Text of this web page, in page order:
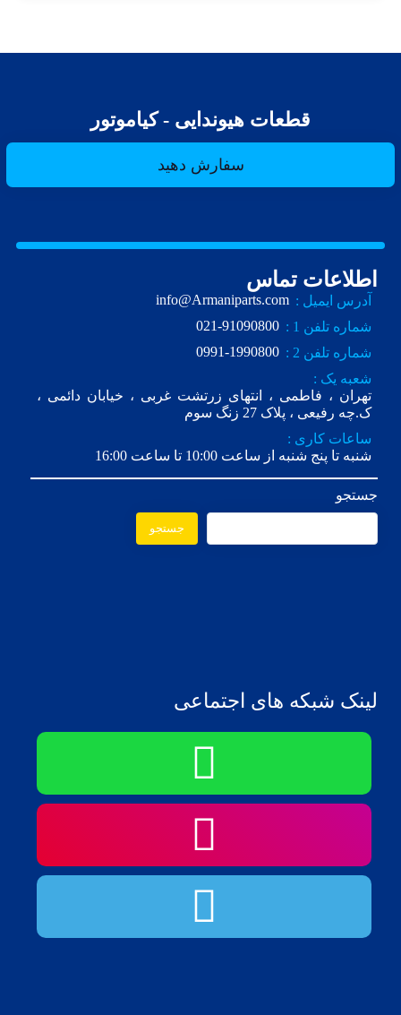
قطعات هیوندایی - کیاموتور
سفارش دهید
اطلاعات تماس
آدرس ایمیل : info@Armaniparts.com
شماره تلفن 1 :
021-91090800
شماره تلفن 2 :
0991-1990800
شعبه یک :
تهران ، فاطمی ، انتهای زرتشت غربی ، خیابان دائمی ،
ک.چه رفیعی ، پلاک 27 زنگ سوم
ساعات کاری :
شنبه تا پنج شنبه از ساعت 10:00 تا ساعت 16:00
جستجو
جستجو
لینک شبکه های اجتماعی